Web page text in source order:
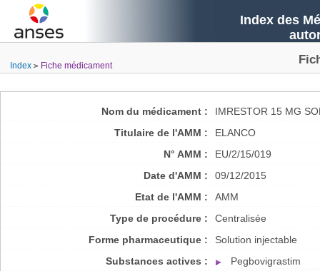
Index des
Index Fiche médicament
Nom du médicament :
IMRESTOR 15 MG
Titulaire de l'AMM :
ELANCO
N° AMM :
EU/2/15/019
Date d'AMM :
09/12/2015
Etat de l'AMM :
AMM
Type de procédure :
Centralisée
Forme pharmaceutique :
Solution injectable
Substances actives :
Pegbovigrastim